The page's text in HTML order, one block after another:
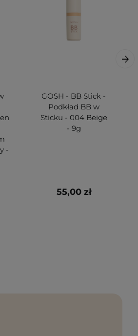
-
GOSH - BB Stick -
Podkład BB w
Sticku - 004 Beige
- 9g
55,00 zł